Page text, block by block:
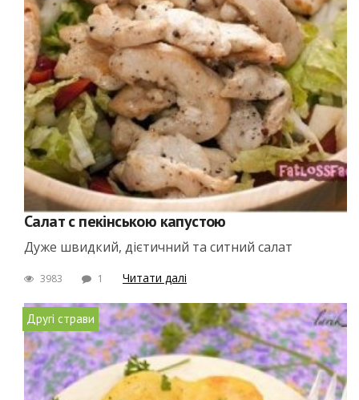
Салат c пекінською капустою
Дуже швидкий, дієтичний та ситний салат
3983 1 Читати далі
Другі страви